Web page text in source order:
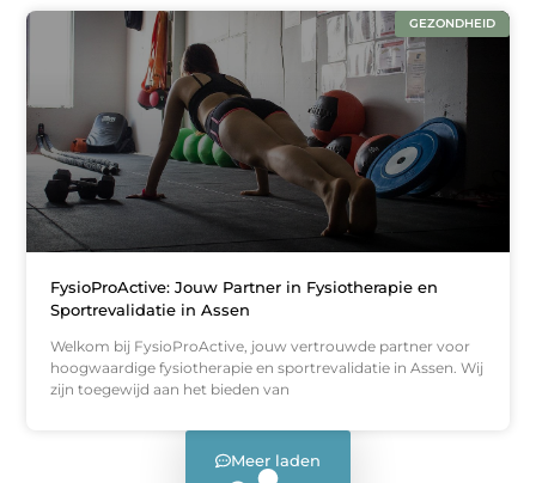
GEZONDHEID
FysioProActive: Jouw Partner in Fysiotherapie en
Sportrevalidatie in Assen
Welkom bij FysioProActive, jouw vertrouwde partner voor
hoogwaardige fysiotherapie en sportrevalidatie in Assen. Wij
zijn toegewijd aan het bieden van
Meer laden